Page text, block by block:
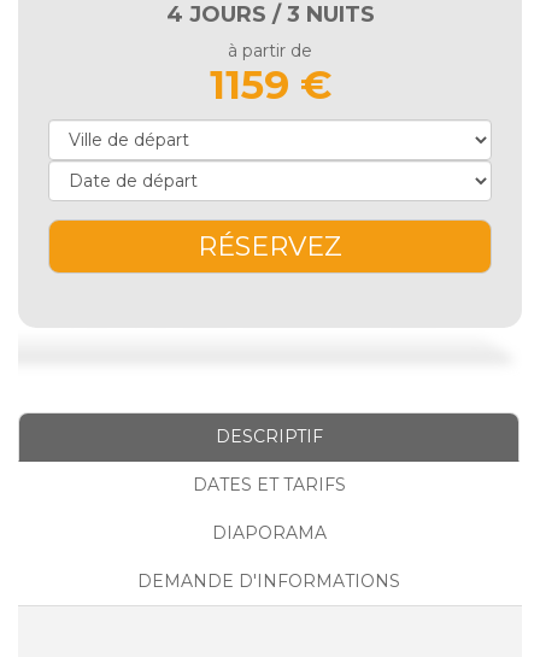
4 JOURS / 3 NUITS
à partir de
1159 €
RÉSERVEZ
DESCRIPTIF
DATES ET TARIFS
DIAPORAMA
DEMANDE D'INFORMATIONS